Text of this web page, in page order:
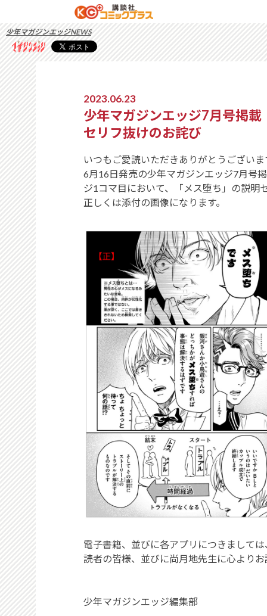
少年マガジンエッジNEWS
2023.06.23
少年マガジンエッジ7月号掲
セリフ抜けのお詫び
いつもご愛読いただきありがとうございま
6月16日発売の少年マガジンエッジ7月号
ジ1コマ目において、「メス堕ち」の説明
正しくは添付の画像になります。
電子書籍、並びに各アプリにつきまして
読者の皆様、並びに尚月地先生に心より
少年マガジンエッジ編集部